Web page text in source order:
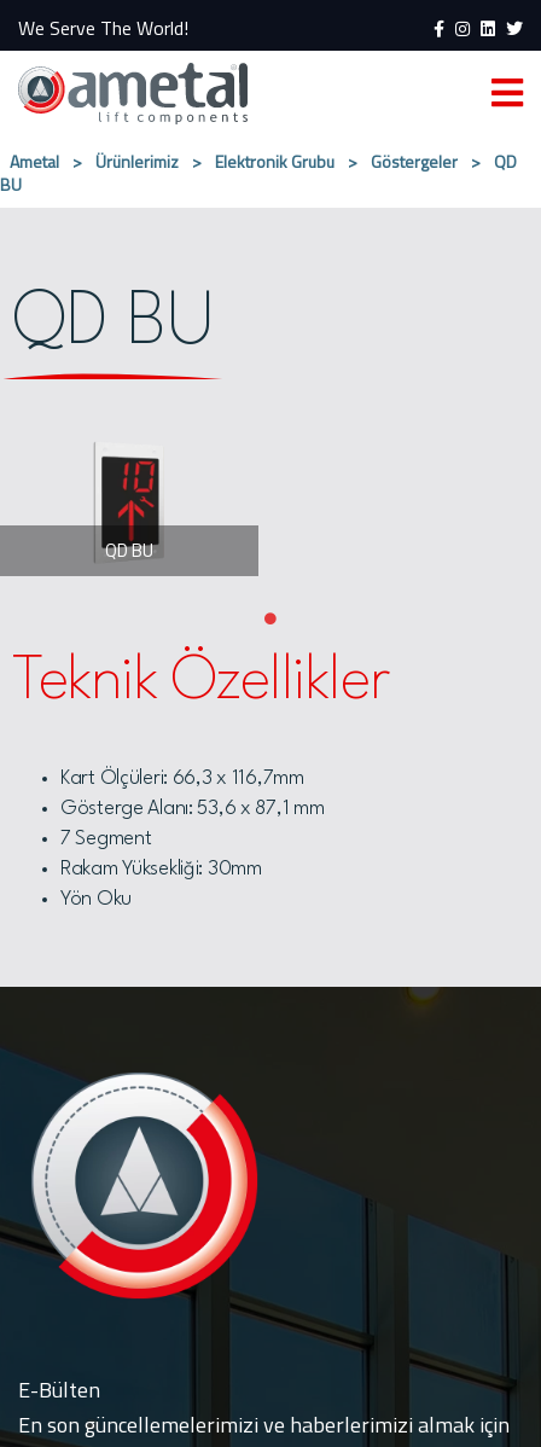
We Serve The World!
Ametal > Ürünlerimiz > Elektronik Grubu > Göstergeler > QD
BU
QD BU
QD BU
Teknik Özellikler
Kart Ölçüleri: 66,3 x 116,7mm
Gösterge Alanı: 53,6 x 87,1 mm
7 Segment
Rakam Yüksekliği: 30mm
Yön Oku
E-Bülten
En son güncellemelerimizi ve haberlerimizi almak için